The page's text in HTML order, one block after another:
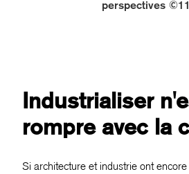
perspectives
Industrialiser
rompre avec la
Si architecture et industrie ont